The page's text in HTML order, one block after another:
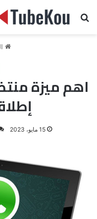
بحث عن
اهم ميزة
15 مايو، 2023